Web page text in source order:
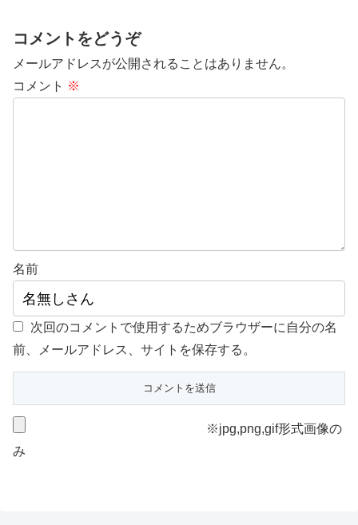
コメントをどうぞ
メールアドレスが公開されることはありません。
コメント ※
名前
次回のコメントで使用するためブラウザーに自分の名
前、メールアドレス、サイトを保存する。
※jpg,png,gif形式画像の
み